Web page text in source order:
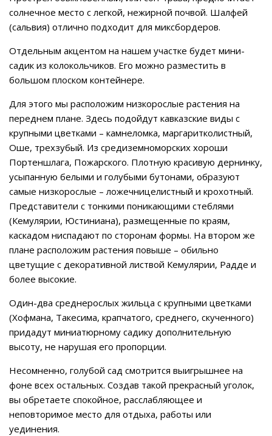
солнечное место с легкой, нежирной почвой. Шалфей
(сальвия) отлично подходит для миксбордеров.
Отдельным акцентом на нашем участке будет мини-
садик из колокольчиков. Его можно разместить в
большом плоском контейнере.
Для этого мы расположим низкорослые растения на
переднем плане. Здесь подойдут кавказские виды с
крупными цветками – камнеломка, маргаритколистный,
Оше, трехзубый. Из средиземноморских хороши
Портеншлага, Пожарского. Плотную красивую дернинку,
усыпанную белыми и голубыми бутонами, образуют
самые низкорослые – ложечницелистный и крохотный.
Представители с тонкими поникающими стеблями
(Кемулярии, Юстиниана), размещенные по краям,
каскадом ниспадают по сторонам формы. На втором же
плане расположим растения повыше – обильно
цветущие с декоративной листвой Кемулярии, Радде и
более высокие.
Один-два среднерослых жильца с крупными цветками
(Хофмана, Такесима, крапчатого, среднего, скученного)
придадут миниатюрному садику дополнительную
высоту, не нарушая его пропорции.
Несомненно, голубой сад смотрится выигрышнее на
фоне всех остальных. Создав такой прекрасный уголок,
вы обретаете спокойное, расслабляющее и
неповторимое место для отдыха, работы или
уединения.